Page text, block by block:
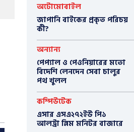
অটোমোবাইল
​জাপানি বাইকের প্রকৃত পরিচয়
কী?
অন্যান্য
পেপ্যাল ও পেওনিয়ারের মতো
বিদেশি লেনদেন সেবা চালুর
পথ খুলল
কম্পিউটেক
এসার এসএ২৭২ইউ পি১
আলট্রা স্লিম মনিটর বাজারে